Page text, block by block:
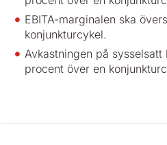
EBITA-marginalen ska
konjunkturcykel.
Avkastningen på
procent över en